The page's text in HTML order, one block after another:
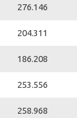
276.146
204.311
186.208
253.556
258.968